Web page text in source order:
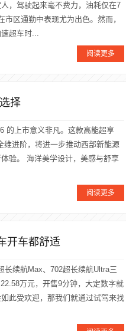
，驾驶起来毫不费力，油耗仅在7
区通勤中表现尤为出色。然而，
超车时...
阅读更多
择
的上市意义非凡。这款高能超享
进阶，将进一步推动西部新能源
验。 海洋美学设计，美感与舒享
阅读更多
开车都舒适
长续航Max、702超长续航Ultra三
万元，开售9分钟，大定数字就
此受欢迎，那我们就通过试驾来找